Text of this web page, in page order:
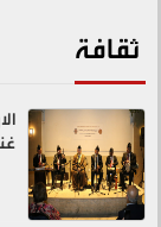
ثقافة